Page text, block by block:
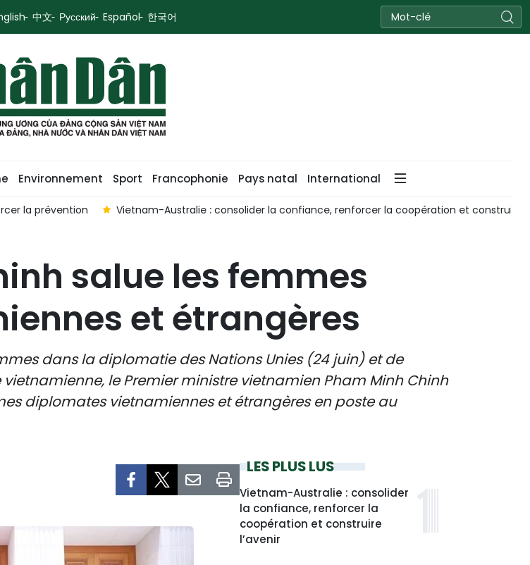
中文 Русский Español 한국어
Environnement Sport Francophonie Pays natal International
la prévention Vietnam-Australie : consolider la confiance, renforcer la coopération et construire
salue les femmes
et étrangères
dans la diplomatie des Nations Unies (24 juin) et de
le Premier ministre vietnamien Pham Minh Chinh
diplomates vietnamiennes et étrangères en poste au
LES PLUS LUS
Vietnam-Australie : consolider
la confiance, renforcer la
coopération et construire
l’avenir